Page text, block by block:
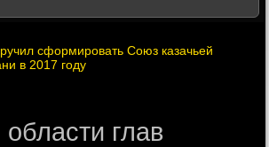
сформировать Союз казачьей
в 2017 году
глав